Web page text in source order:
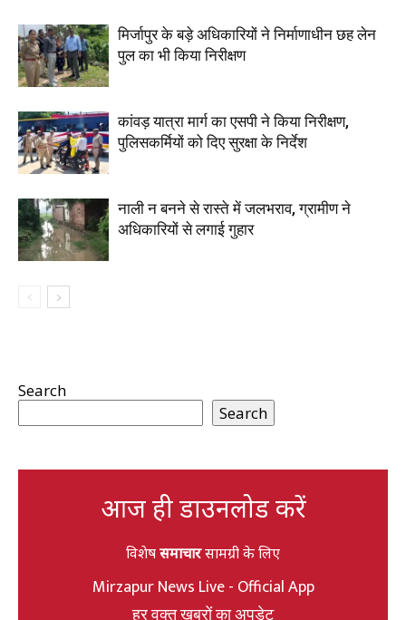
मिर्जापुर के बड़े अधिकारियों ने निर्माणाधीन छह लेन
पुल का भी किया निरीक्षण
कांवड़ यात्रा मार्ग का एसपी ने किया निरीक्षण,
पुलिसकर्मियों को दिए सुरक्षा के निर्देश
नाली न बनने से रास्ते में जलभराव, ग्रामीण ने
अधिकारियों से लगाई गुहार
Search
Search
आज ही डाउनलोड करें
विशेषसमाचारसामग्री के लिए
Mirzapur News Live - Official App